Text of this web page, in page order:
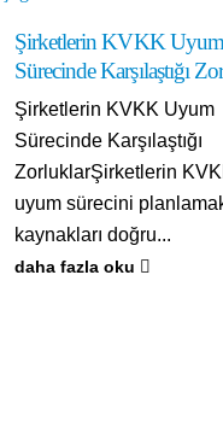
Şirketlerin KVKK Uyum
Sürecinde Karşılaştığı
Şirketlerin KVKK Uyum
Sürecinde Karşılaştığı
ZorluklarŞirketlerin
uyum sürecini
kaynakları doğru...
daha fazla oku